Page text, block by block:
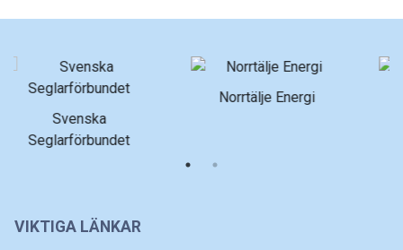
Norrtälje Energi Roslagens Sparbank
VIKTIGA LÄNKAR